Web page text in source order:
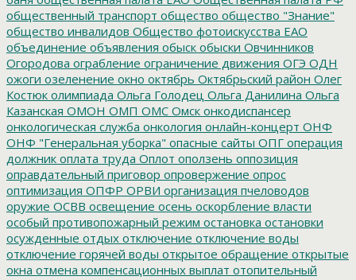
общественный транспорт общество общество "Знание"
общество инвалидов Общество фотоискусства ЕАО
объединение объявления обыск обыски Овчинников
Огородова ограбление ограничение движения ОГЭ ОДН
ожоги озеленение окно октябрь Октябрьский район Олег
Костюк олимпиада Ольга Голодец Ольга Данилина Ольга
Казанская ОМОН ОМП ОМС Омск онкодиспансер
онкологическая служба онкология онлайн-концерт ОНФ
ОНФ "Генеральная уборка" опасные сайты ОПГ операция
должник оплата труда Оплот оползень оппозиция
оправдательный приговор опровержение опрос
оптимизация ОПФР ОРВИ организация пчеловодов
оружие ОСВВ освещение осень оскорбление власти
особый противопожарный режим остановка остановки
осужденные отдых отключение отключение воды
отключение горячей воды открытое обращение открытые
окна отмена компенсационных выплат отопительный